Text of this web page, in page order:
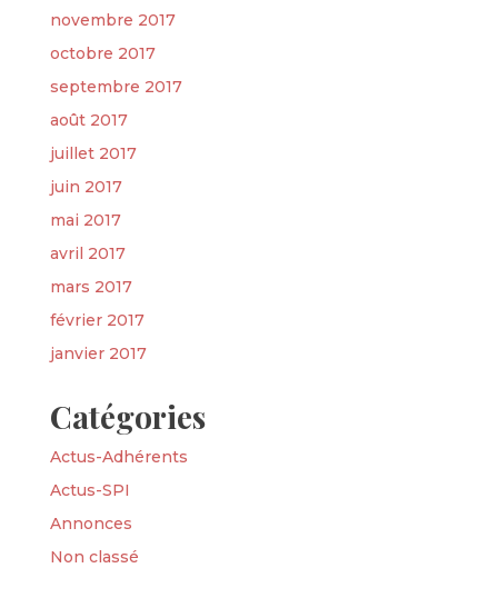
novembre 2017
octobre 2017
septembre 2017
août 2017
juillet 2017
juin 2017
mai 2017
avril 2017
mars 2017
février 2017
janvier 2017
Catégories
Actus-Adhérents
Actus-SPI
Annonces
Non classé